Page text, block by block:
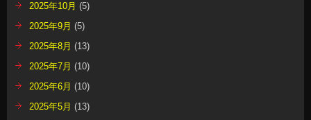
2025年10月 (5)
2025年9月 (5)
2025年8月 (13)
2025年7月 (10)
2025年6月 (10)
2025年5月 (13)